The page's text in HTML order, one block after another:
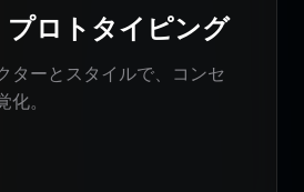
プロトタイピング
ターとスタイルで、コンセ
。